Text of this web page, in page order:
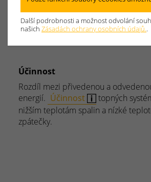
Y
Z
Účinnost
Rozdíl mezi přivedenou a
energií. Účinnost
topných
nižším teplotám spalin a nízké
zpátečky.
Další podrobnosti a možnost odvolání
našich Zásadách ochrany osobních údajů..